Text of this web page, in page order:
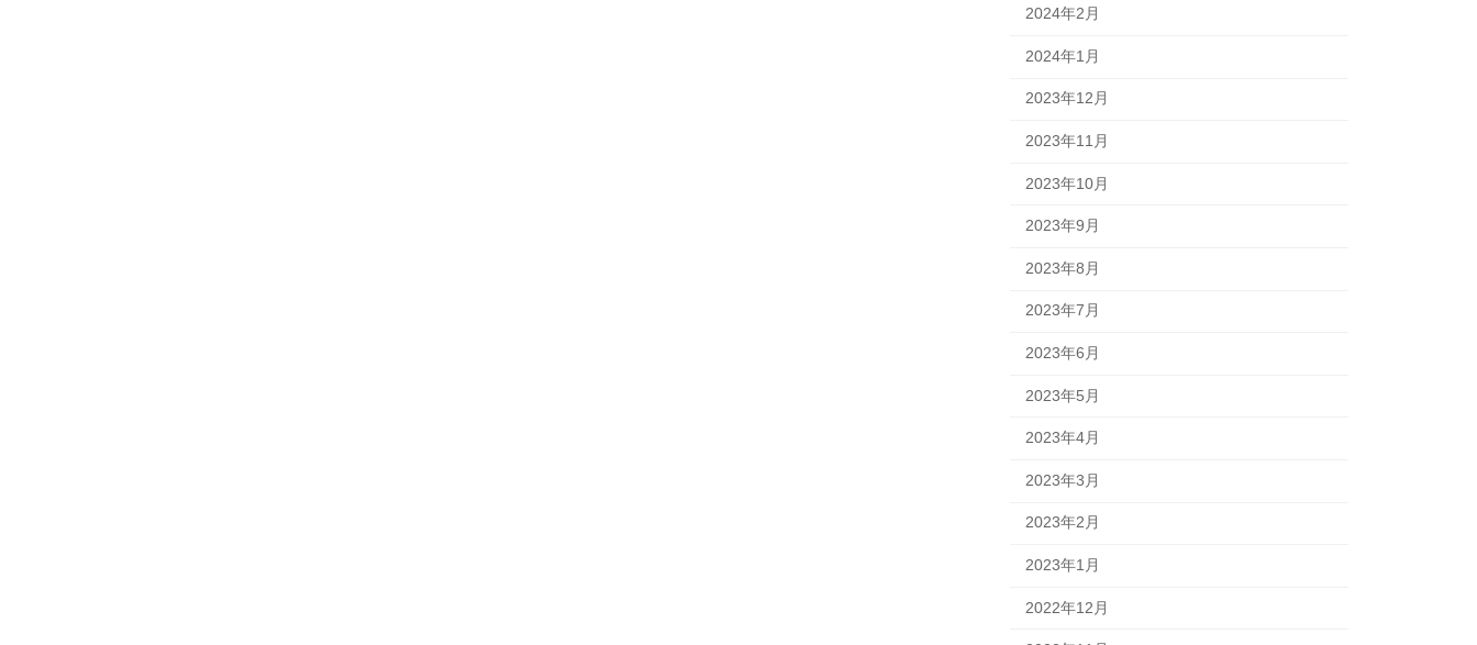
2024年2月
2024年1月
2023年12月
2023年11月
2023年10月
2023年9月
2023年8月
2023年7月
2023年6月
2023年5月
2023年4月
2023年3月
2023年2月
2023年1月
2022年12月